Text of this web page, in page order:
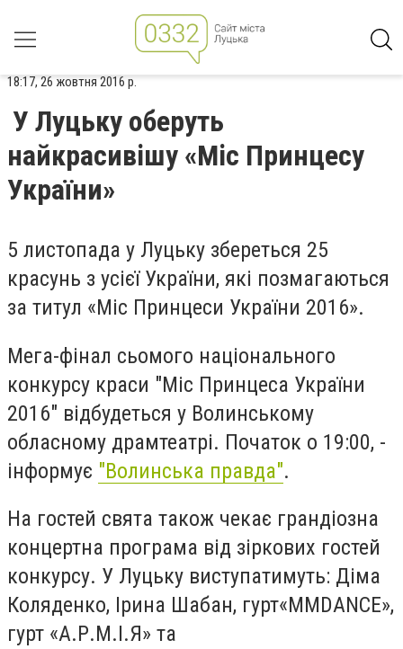
18:17, 26 жовтня 2016 р.
У Луцьку оберуть
найкрасивішу «Міс Принцесу
України»
5 листопада у Луцьку збереться 25
красунь з усієї України, які позмагаються
за титул «Міс Принцеси України 2016».
Мега-фінал сьомого національного
конкурсу краси "Міс Принцеса України
2016" відбудеться у Волинському
обласному драмтеатрі. Початок о 19:00, -
інформує "Волинська правда".
На гостей свята також чекає грандіозна
концертна програма від зіркових гостей
конкурсу. У Луцьку виступатимуть: Діма
Коляденко, Ірина Шабан, гурт«MMDANCE»,
гурт «А.Р.М.І.Я» та